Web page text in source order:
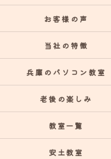
お客様の声
当社の特徴
兵庫のパソコン教室
老後の楽しみ
教室一覧
安土教室